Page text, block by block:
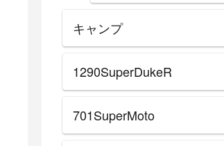
キャンプ
1290SuperDukeR
701SuperMoto